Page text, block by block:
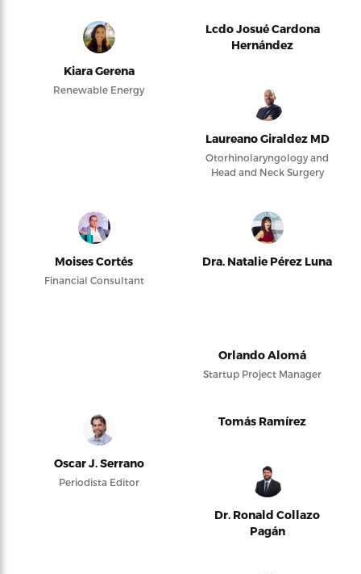
Kiara Gerena
Renewable Energy
Lcdo Josué Cardona
Hernández
Laureano Giraldez MD
Otorhinolaryngology and
Head and Neck Surgery
Moises Cortés
Financial Consultant
Dra. Natalie Pérez Luna
Orlando Alomá
Startup Project Manager
Oscar J. Serrano
Periodista Editor
Tomás Ramírez
Dr. Ronald Collazo
Pagán